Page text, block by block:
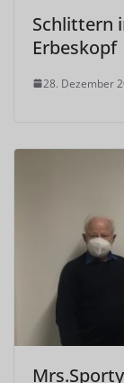
Schlittern
Erbeskopf
28. Dezember